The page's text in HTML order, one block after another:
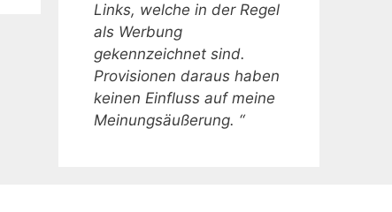
Links, welche in der Regel
als Werbung
gekennzeichnet sind.
Provisionen daraus haben
keinen Einfluss auf meine
Meinungsäußerung. “